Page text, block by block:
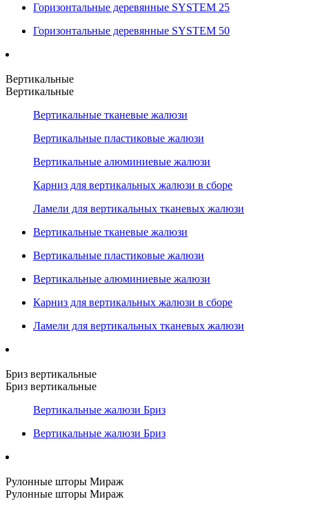
Горизонтальные деревянные SYSTEM 25
Горизонтальные деревянные SYSTEM 50
Вертикальные
Вертикальные
Вертикальные тканевые жалюзи
Вертикальные пластиковые жалюзи
Вертикальные алюминиевые жалюзи
Карниз для вертикальных жалюзи в сборе
Ламели для вертикальных тканевых жалюзи
Вертикальные тканевые жалюзи
Вертикальные пластиковые жалюзи
Вертикальные алюминиевые жалюзи
Карниз для вертикальных жалюзи в сборе
Ламели для вертикальных тканевых жалюзи
Бриз вертикальные
Бриз вертикальные
Вертикальные жалюзи Бриз
Вертикальные жалюзи Бриз
Рулонные шторы Мираж
Рулонные шторы Мираж